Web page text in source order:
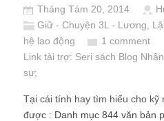
Tháng Tám 20, 2014
Giữ - Chuyện 3L - Lương,
hệ lao động
1 comment
Link tài trợ: Seri sách Blog
sự;
Tại cái tính hay tìm hiểu cho kỹ
được : Danh mục 844 văn bản